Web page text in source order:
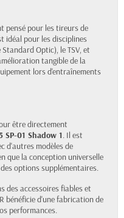
pensé pour les tireurs de
idéal pour les disciplines
Optic), le TSV, et
tangible de la
lors d'entraînements
être directement
SP-01 Shadow 1. Il est
d'autres modèles de
que la conception universelle
options supplémentaires.
des accessoires fiables et
bénéficie d'une fabrication de
performances.